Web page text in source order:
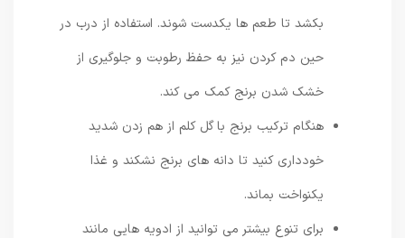
بکشد تا طعم ها یکدست شوند. استفاده از درب در
حین دم کردن نیز به حفظ رطوبت و جلوگیری از
خشک شدن برنج کمک می کند.
هنگام ترکیب برنج با گل کلم از هم زدن شدید
خودداری کنید تا دانه های برنج نشکند و غذا
یکنواخت بماند.
برای تنوع بیشتر می توانید از ادویه هایی مانند